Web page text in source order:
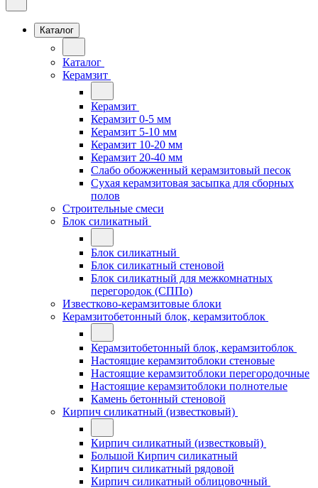
Каталог
Каталог
Керамзит
Керамзит
Керамзит 0-5 мм
Керамзит 5-10 мм
Керамзит 10-20 мм
Керамзит 20-40 мм
Слабо обожженный керамзитовый песок
Сухая керамзитовая засыпка для сборных
полов
Строительные смеси
Блок силикатный
Блок силикатный
Блок силикатный стеновой
Блок силикатный для межкомнатных
перегородок (СППо)
Известково-керамзитовые блоки
Керамзитобетонный блок, керамзитоблок
Керамзитобетонный блок, керамзитоблок
Настоящие керамзитоблоки стеновые
Настоящие керамзитоблоки перегородочные
Настоящие керамзитоблоки полнотелые
Камень бетонный стеновой
Кирпич силикатный (известковый)
Кирпич силикатный (известковый)
Большой Кирпич силикатный
Кирпич силикатный рядовой
Кирпич силикатный облицовочный